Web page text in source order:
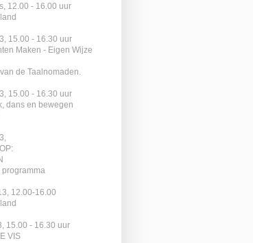
12.00 - 16.00 uur
15.00 - 16.30 uur
Maken - Eigen Wijze
de Taalnomaden.
15.00 - 16.30 uur
dans en bewegen
12.00-16.00
15.00 - 16.30 uur
VIS